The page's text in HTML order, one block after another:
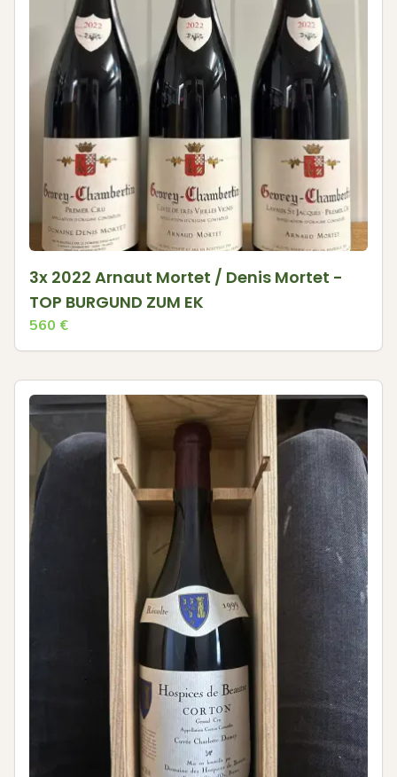
3x 2022 Arnaut Mortet / Denis Mortet -
TOP BURGUND ZUM EK
560 €